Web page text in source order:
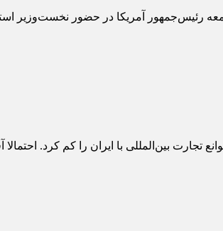
رئیس‌جمهور آمریکا در حضور نخست‌وزیر
تجارت بین‌المللی با ایران را کم کرد.